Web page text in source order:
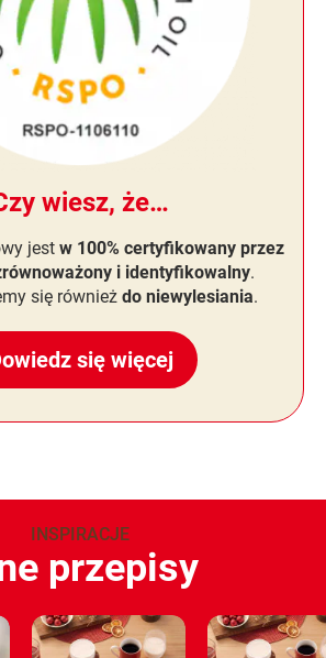
wiesz, że…
jest w 100% certyfikowany przez
i identyfikowalny.
się również do niewylesiania.
się więcej
INSPIRACJE
przepisy